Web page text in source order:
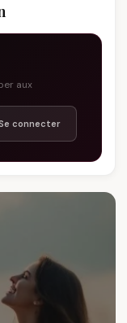
aux
connecter